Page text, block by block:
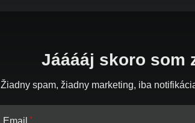
Jááááj skoro som
Žiadny spam, žiadny marketing, iba
Email